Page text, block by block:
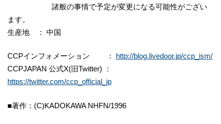
諸般の事情で予定が変更になる可能性がござい
ます。
生産地 ： 中国
CCPインフォメーション ： http://blog.livedoor.jp/ccp_ism/
CCPJAPAN 公式X(旧Twitter) ：
https://twitter.com/ccp_official_jp
■著作：(C)KADOKAWA NHFN/1996